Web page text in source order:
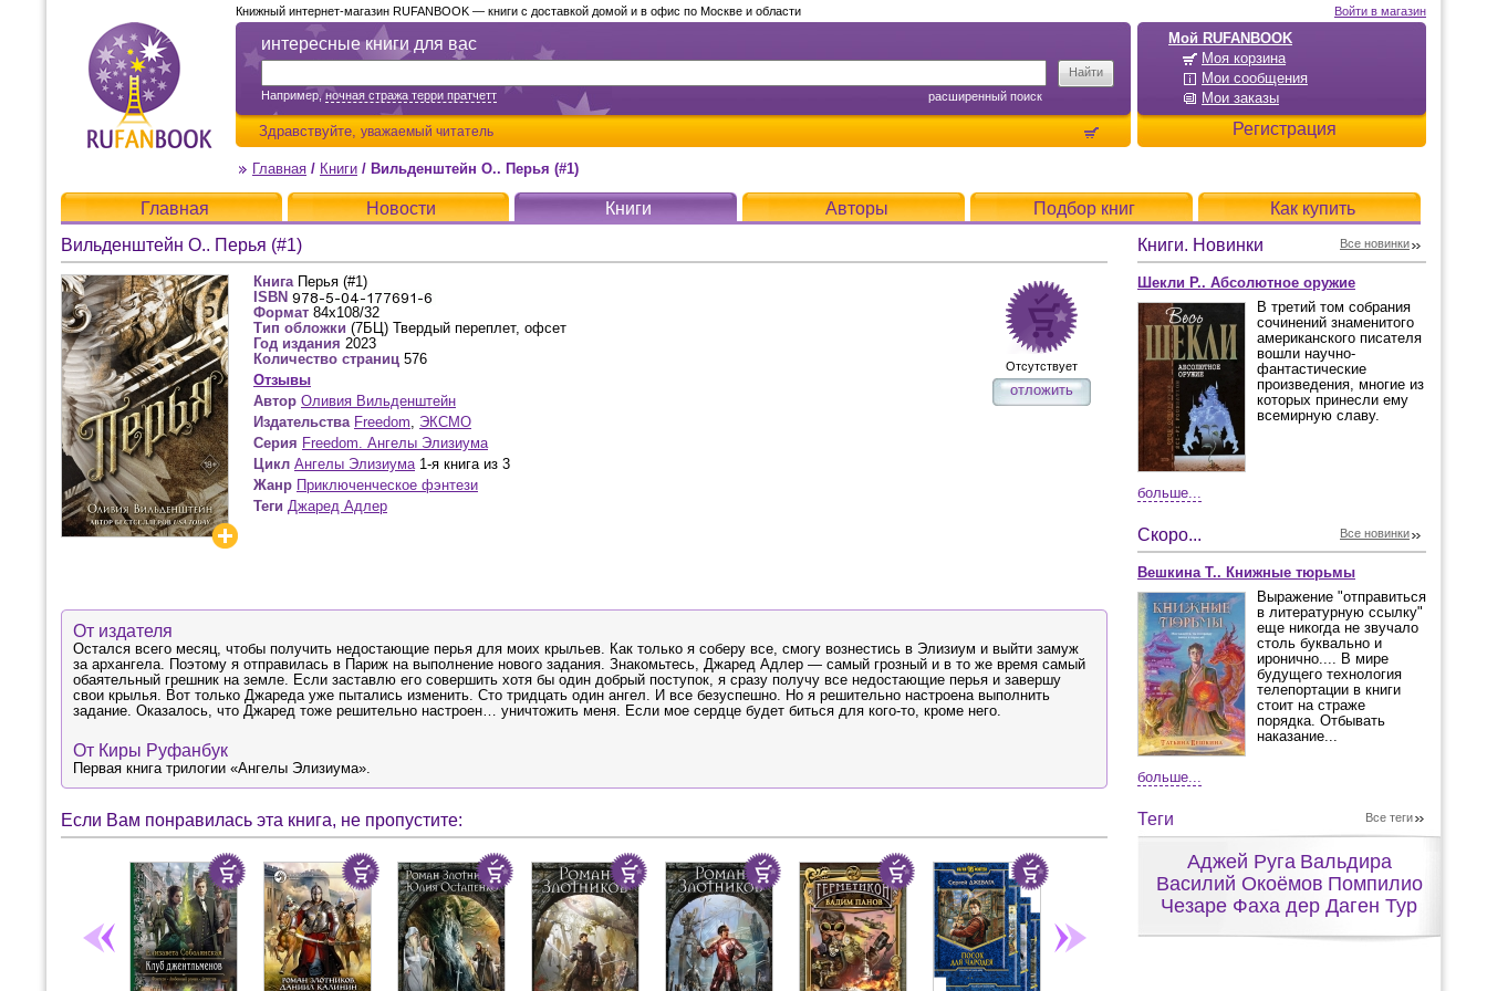
Мой RUFANBOOK
Моя корзина
Мои сообщения
Мои заказы
Регистрация
Войти в магазин
интересные книги для вас
Например,ночная стража терри пратчетт расширенный поиск
Здравствуйте, уважаемый читатель
Книжный интернет-магазин RUFANBOOK — книги с доставкой домой и в офис по Москве и области
Главная / Книги / Вильденштейн О.. Перья (#1)
Главная Новости Книги Авторы Подбор книг
Как купить
Вильденштейн О.. Перья (#1)
Книга Перья (#1)
ISBN
Формат 84x108/32
Тип обложки (7БЦ) Твердый переплет, офсет
Год издания 2023
Количество страниц 576
Отзывы
Автор Оливия Вильденштейн
Издательства Freedom, ЭКСМО
Серия Freedom. Ангелы Элизиума
Цикл Ангелы Элизиума1-я книга из 3
Жанр Приключенческое фэнтези
Теги Джаред Адлер
Отсутствует
отложить
От издателя
Остался всего месяц, чтобы получить недостающие перья для моих крыльев. Как только я соберу все, смогу вознестись в Элизиум и выйти замуж
за архангела. Поэтому я отправилась в Париж на выполнение нового задания. Знакомьтесь, Джаред Адлер — самый грозный и в то же время самый
обаятельный грешник на земле. Если заставлю его совершить хотя бы один добрый поступок, я сразу получу все недостающие перья и завершу
свои крылья. Вот только Джареда уже пытались изменить. Сто тридцать один ангел. И все безуспешно. Но я решительно настроена выполнить
задание. Оказалось, что Джаред тоже решительно настроен… уничтожить меня. Если мое сердце будет биться для кого-то, кроме него.
От Киры Руфанбук
Первая книга трилогии «Ангелы Элизиума».
Если Вам понравилась эта книга, не пропустите:
Книги. Новинки Все новинки
Шекли Р.. Абсолютное оружие
В третий том собрания
сочинений знаменитого
американского писателя
вошли научно-
фантастические
произведения, многие из
которых принесли ему
всемирную славу.
больше...
Скоро... Все новинки
Вешкина Т.. Книжные тюрьмы
Выражение "отправиться
в литературную ссылку"
еще никогда не звучало
столь буквально и
иронично.... В мире
будущего технология
телепортации в книги
стоит на страже
порядка. Отбывать
наказание...
больше...
Теги Все теги
Аджей Руга Вальдира
Василий Окоёмов Помпилио
Чезаре Фаха дер Даген Тур